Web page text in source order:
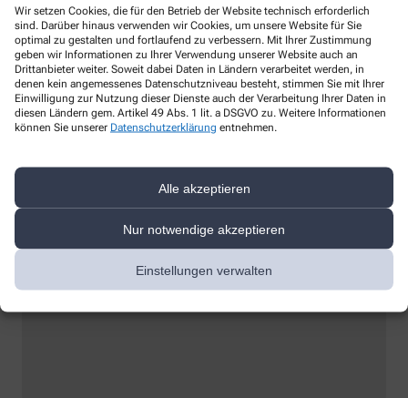
Wir setzen Cookies, die für den Betrieb der Website technisch erforderlich
sind. Darüber hinaus verwenden wir Cookies, um unsere Website für Sie
optimal zu gestalten und fortlaufend zu verbessern. Mit Ihrer Zustimmung
geben wir Informationen zu Ihrer Verwendung unserer Website auch an
Drittanbieter weiter. Soweit dabei Daten in Ländern verarbeitet werden, in
denen kein angemessenes Datenschutzniveau besteht, stimmen Sie mit Ihrer
Einwilligung zur Nutzung dieser Dienste auch der Verarbeitung Ihrer Daten in
diesen Ländern gem. Artikel 49 Abs. 1 lit. a DSGVO zu. Weitere Informationen
können Sie unserer Datenschutzerklärung entnehmen.
Alle akzeptieren
Nur notwendige akzeptieren
Einstellungen verwalten
einfach bei uns vorbei, wir werden Sie umfassend beraten.